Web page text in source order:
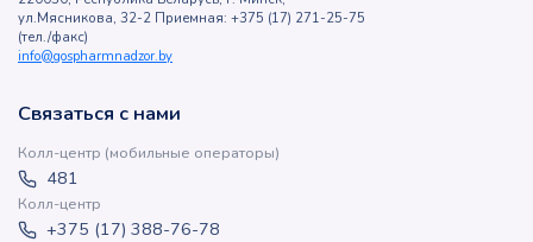
ул.Мясникова, 32-2 Приемная: +375 (17) 271-25-75
(тел./факс)
info@gospharmnadzor.by
Связаться с нами
Колл-центр (мобильные операторы)
481
Колл-центр
+375 (17) 388-76-78